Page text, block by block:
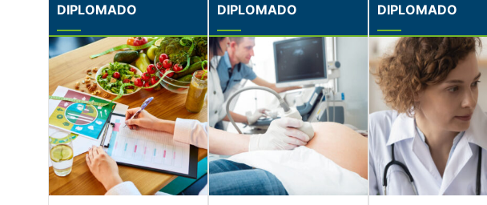
DIPLOMADO DIPLOMADO DIPLOMADO